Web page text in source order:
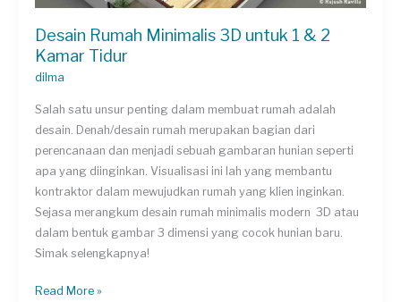
Desain Rumah Minimalis 3D untuk 1 & 2
Kamar Tidur
dilma
Salah satu unsur penting dalam membuat rumah adalah
desain. Denah/desain rumah merupakan bagian dari
perencanaan dan menjadi sebuah gambaran hunian seperti
apa yang diinginkan. Visualisasi ini lah yang membantu
kontraktor dalam mewujudkan rumah yang klien inginkan.
Sejasa merangkum desain rumah minimalis modern 3D atau
dalam bentuk gambar 3 dimensi yang cocok hunian baru.
Simak selengkapnya!
Desain
Read More »